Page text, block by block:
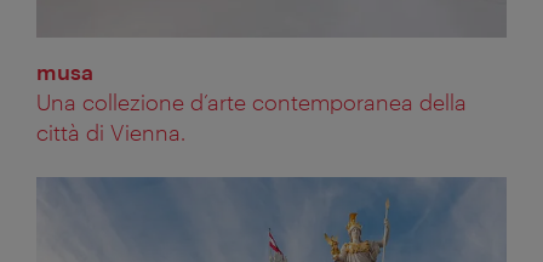
musa
Una collezione d’arte contemporanea della
città di Vienna.